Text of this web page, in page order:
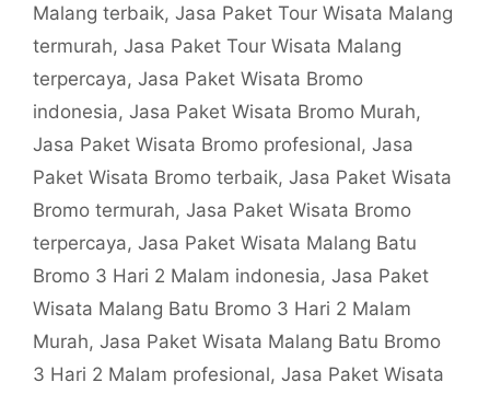
Malang terbaik, Jasa Paket Tour Wisata Malang
termurah, Jasa Paket Tour Wisata Malang
terpercaya, Jasa Paket Wisata Bromo
indonesia, Jasa Paket Wisata Bromo Murah,
Jasa Paket Wisata Bromo profesional, Jasa
Paket Wisata Bromo terbaik, Jasa Paket Wisata
Bromo termurah, Jasa Paket Wisata Bromo
terpercaya, Jasa Paket Wisata Malang Batu
Bromo 3 Hari 2 Malam indonesia, Jasa Paket
Wisata Malang Batu Bromo 3 Hari 2 Malam
Murah, Jasa Paket Wisata Malang Batu Bromo
3 Hari 2 Malam profesional, Jasa Paket Wisata